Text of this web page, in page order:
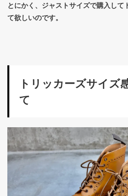
とにかく、ジャストサイズで購入して
て欲しいのです。
トリッカーズサイズ
て